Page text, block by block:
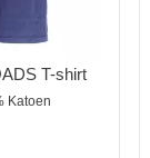
T-shirt
Katoen